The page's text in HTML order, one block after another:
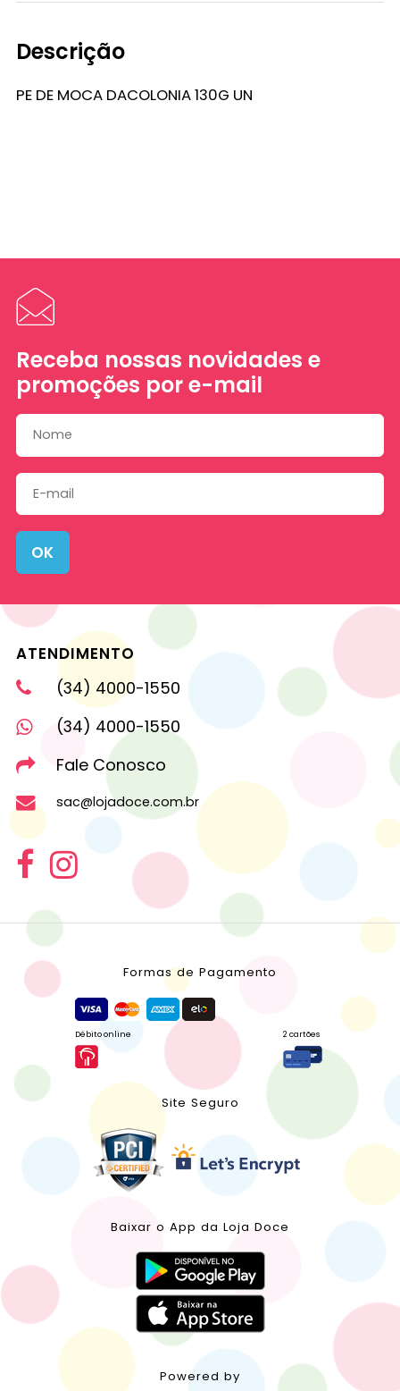
Descrição
PE DE MOCA DACOLONIA 130G UN
Receba nossas novidades e
promoções por e-mail
OK
ATENDIMENTO
(34) 4000-1550
(34) 4000-1550
Fale Conosco
sac@lojadoce.com.br
Formas de Pagamento
Débito online 2 cartões
Site Seguro
Baixar o App da Loja Doce
Powered by